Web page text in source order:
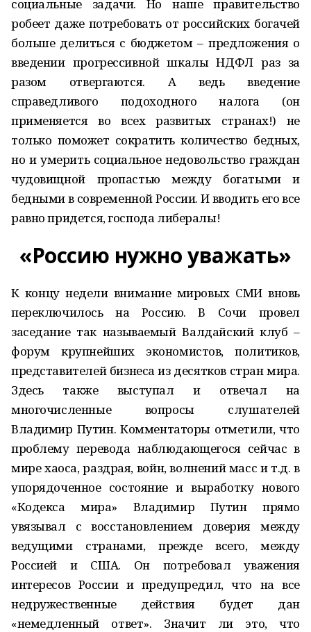
социальные задачи. Но наше правительство
робеет даже потребовать от российских богачей
больше делиться с бюджетом – предложения о
введении прогрессивной шкалы НДФЛ раз за
разом отвергаются. А ведь введение
справедливого подоходного налога (он
применяется во всех развитых странах!) не
только поможет сократить количество бедных,
но и умерить социальное недовольство граждан
чудовищной пропастью между богатыми и
бедными в современной России. И вводить его все
равно придется, господа либералы!
«Россию нужно уважать»
К концу недели внимание мировых СМИ вновь
переключилось на Россию. В Сочи провел
заседание так называемый Валдайский клуб –
форум крупнейших экономистов, политиков,
представителей бизнеса из десятков стран мира.
Здесь также выступал и отвечал на
многочисленные вопросы слушателей
Владимир Путин. Комментаторы отметили, что
проблему перевода наблюдающегося сейчас в
мире хаоса, раздрая, войн, волнений масс и т.д. в
упорядоченное состояние и выработку нового
«Кодекса мира» Владимир Путин прямо
увязывал с восстановлением доверия между
ведущими странами, прежде всего, между
Россией и США. Он потребовал уважения
интересов России и предупредил, что на все
недружественные действия будет дан
«немедленный ответ». Значит ли это, что